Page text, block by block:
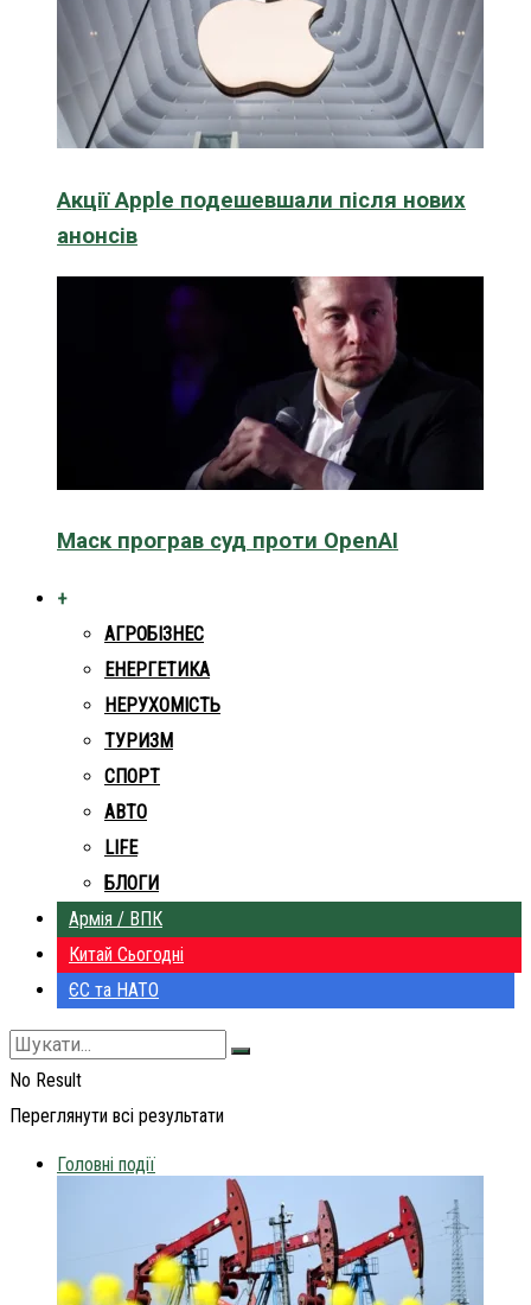
Акції Apple подешевшали після нових
анонсів
Маск програв суд проти OpenAI
+
АГРОБІЗНЕС
ЕНЕРГЕТИКА
НЕРУХОМІСТЬ
ТУРИЗМ
СПОРТ
АВТО
LIFE
БЛОГИ
Армія / ВПК
Китай Сьогодні
ЄС та НАТО
No Result
Переглянути всі результати
Головні події